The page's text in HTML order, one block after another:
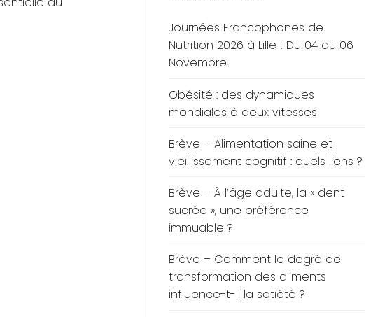
Journées Francophones de
Nutrition 2026 à Lille ! Du 04 au 06
Novembre
Obésité : des dynamiques
mondiales à deux vitesses
Brève – Alimentation saine et
vieillissement cognitif : quels liens ?
Brève – À l’âge adulte, la « dent
sucrée », une préférence
immuable ?
Brève – Comment le degré de
transformation des aliments
influence-t-il la satiété ?